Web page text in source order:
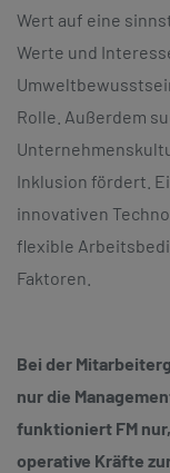
Wert auf eine
Werte und
Rolle. Außerdem
Inklusion fördert.
innovativen
flexible
Faktoren.
Bei der
nur die
funktioniert FM
operative Kräfte